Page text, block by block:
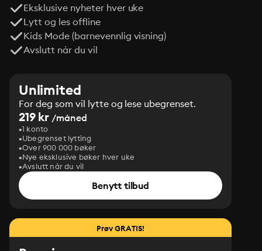
Eksklusive nyheter hver uke
Lytt og les offline
Kids Mode (barnevennlig visning)
Avslutt når du vil
Unlimited
For deg som vil lytte og lese ubegrenset.
219 kr /måned
1 konto
Ubegrenset lytting
Over 900 000 bøker
Nye eksklusive bøker hver uke
Avslutt når du vil
Benytt tilbud
Prøv GRATIS!